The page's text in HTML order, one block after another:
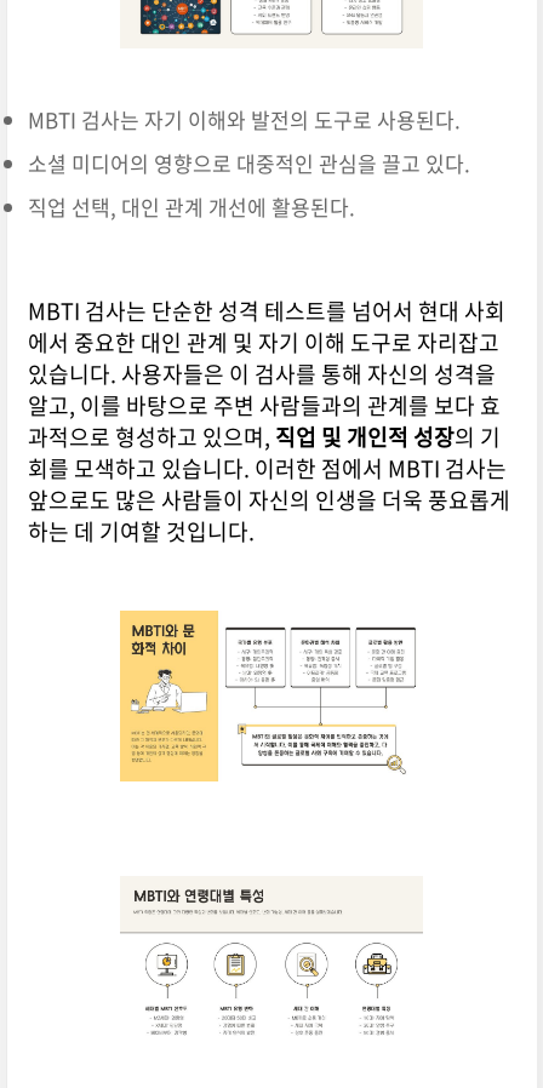
MBTI 검사는 자기 이해와 발전의 도구로 사용된다.
소셜 미디어의 영향으로 대중적인 관심을 끌고 있다.
직업 선택, 대인 관계 개선에 활용된다.
MBTI 검사는 단순한 성격 테스트를 넘어서 현대 사회
에서 중요한 대인 관계 및 자기 이해 도구로 자리잡고
있습니다. 사용자들은 이 검사를 통해 자신의 성격을
알고, 이를 바탕으로 주변 사람들과의 관계를 보다 효
과적으로 형성하고 있으며, 직업 및 개인적 성장의 기
회를 모색하고 있습니다. 이러한 점에서 MBTI 검사는
앞으로도 많은 사람들이 자신의 인생을 더욱 풍요롭게
하는 데 기여할 것입니다.